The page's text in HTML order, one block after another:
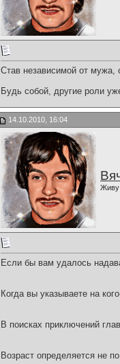
Став независимой от мужа,
Будь собой, другие роли
14.10.2010, 16:04
Живу
Если бы вам удалось
Когда вы указываете на
В поисках приключений
Возраст определяется не